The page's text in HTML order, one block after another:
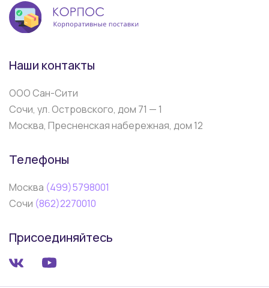
Наши контакты
ООО Сан-Сити
Сочи, ул. Островского, дом 71 — 1
Москва, Пресненская набережная, дом 12
Телефоны
Москва (499)5798001
Сочи (862)2270010
Присоединяйтесь